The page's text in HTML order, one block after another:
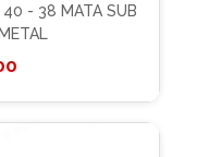
- 38 MATA SUB